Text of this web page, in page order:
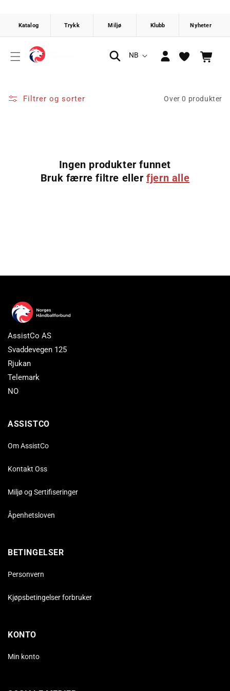
innholdet
S
NB
inn
Handlekurv
Filtrer og sorter Over 0 produkter
Ingen produkter funnet
Bruk færre filtre ellerfjern alle
AssistCo AS
Svaddevegen 125
Rjukan
Telemark
NO
ASSISTCO
Om AssistCo
Kontakt Oss
Miljø og Sertifiseringer
Åpenhetsloven
BETINGELSER
Personvern
Kjøpsbetingelser forbruker
KONTO
Min konto